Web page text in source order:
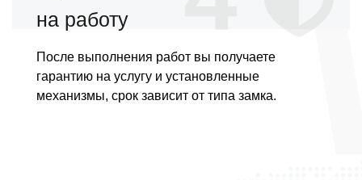
на работу
После выполнения работ вы получаете
гарантию на услугу и установленные
механизмы, срок зависит от типа замка.